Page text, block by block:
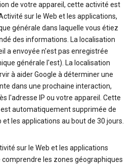
de votre appareil, cette activité est
sur le Web et les applications,
générale dans laquelle vous étiez
des informations. La localisation
a envoyée n'est pas enregistrée
générale l'est). La localisation
à aider Google à déterminer une
dans une prochaine interaction,
l'adresse IP ou votre appareil. Cette
automatiquement supprimée de
les applications au bout de 30 jours.
sur le Web et les applications
les zones géographiques